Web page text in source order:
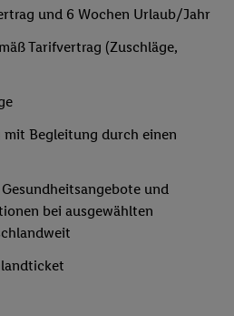
und 6 Wochen Urlaub/Jahr
Tarifvertrag (Zuschläge,
Begleitung durch einen
und
bei ausgewählten